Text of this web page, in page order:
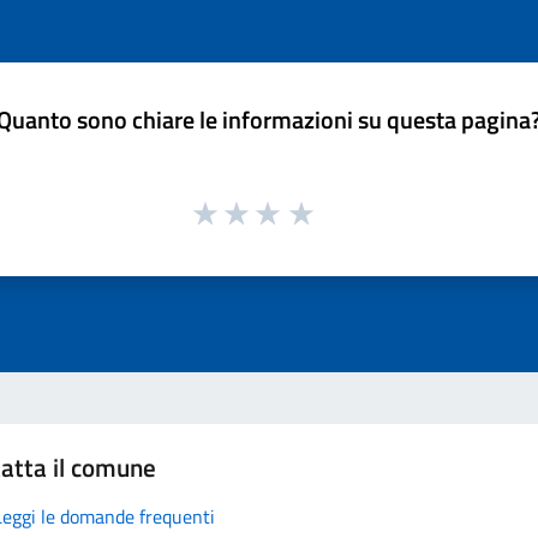
sono chiare le informazioni su questa
il comune
le domande frequenti